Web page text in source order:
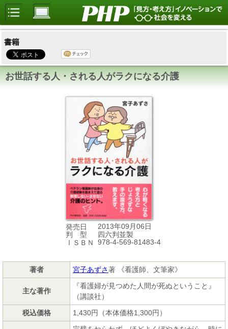
書籍
お世話する人・される人がラクになる介護
発売日
2013年09月06日
判 型
四六判並製
ＩＳＢＮ
978-4-569-81483-4
著者 宮子あずさ著 《看護師、文筆家》
主な著作
『看護婦が見つめた人間が死ぬということ』
（講談社）
税込価格
1,430円（本体価格1,300円）